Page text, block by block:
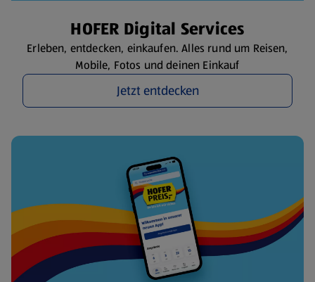
HOFER Digital Services
Erleben, entdecken, einkaufen. Alles rund um Reisen,
Mobile, Fotos und deinen Einkauf
Jetzt entdecken